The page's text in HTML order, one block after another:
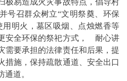
极易造成火灾事故特点，倡导村
号召群众树立“文明祭奠、环保
明火，墓区吸烟、点烛燃香等
安全环保的祭祀方式， 耐心讲
需要承担的法律责任和后果，提
措施，保持疏散通道、安全出口
道。